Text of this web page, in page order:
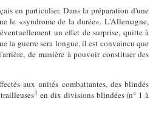
en particulier. Dans la préparation d'une
le «syndrome de la durée». L'Allemagne,
un effet de surprise, quitte à
la guerre sera longue, il est convaincu que
de manière à pouvoir constituer des
aux unités combattantes, des blindés
3 en dix divisions blindées (n° 1 à